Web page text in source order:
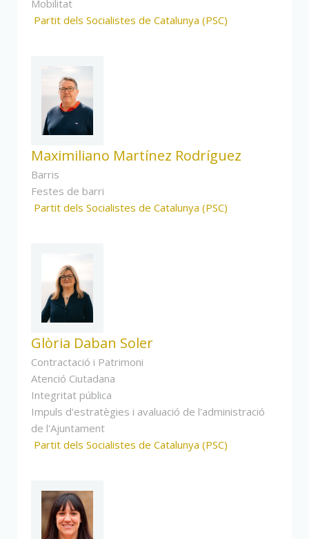
Mobilitat
Partit dels Socialistes de Catalunya (PSC)
Maximiliano Martínez Rodríguez
Barris
Festes de barri
Partit dels Socialistes de Catalunya (PSC)
Glòria Daban Soler
Contractació i Patrimoni
Atenció Ciutadana
Integritat pública
Impuls d'estratègies i avaluació de l'administració
de l'Ajuntament
Partit dels Socialistes de Catalunya (PSC)